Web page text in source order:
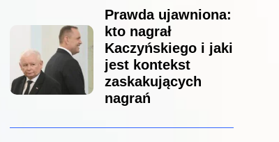
Prawda ujawniona:
kto nagrał
Kaczyńskiego i jaki
jest kontekst
zaskakujących
nagrań